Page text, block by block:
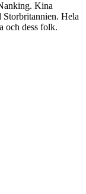
Kina
Hela
och dess folk.